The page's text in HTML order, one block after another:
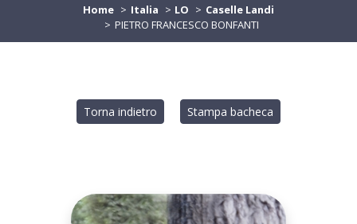
Home Italia LO
Caselle Landi
PIETRO FRANCESCO BONFANTI
Torna indietro Stampa bacheca